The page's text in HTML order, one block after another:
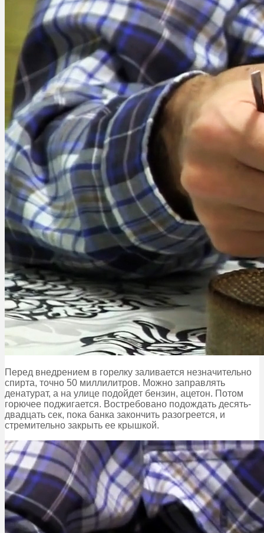
Перед внедрением в горелку заливается незначительно
спирта, точно 50 миллилитров. Можно заправлять
денатурат, а на улице подойдет бензин, ацетон. Потом
горючее поджигается. Востребовано подождать десять-
двадцать сек, пока банка закончить разогреется, и
стремительно закрыть ее крышкой.